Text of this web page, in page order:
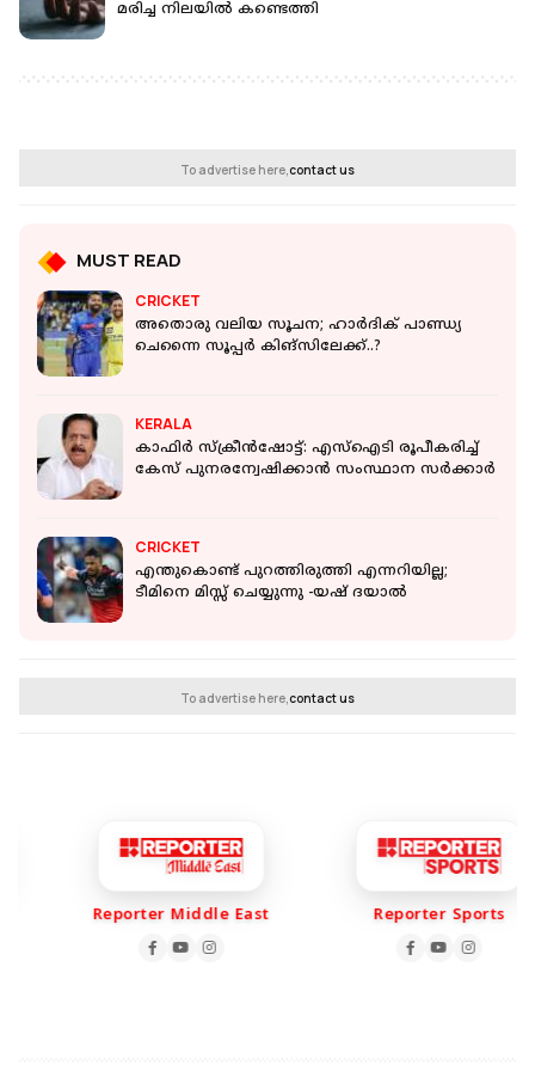
മരിച്ച നിലയില്‍ കണ്ടെത്തി
To advertise here,contact us
MUST READ
CRICKET
അതൊരു വലിയ സൂചന; ഹാര്‍ദിക് പാണ്ഡ്യ
ചെന്നൈ സൂപ്പര്‍ കിങ്‌സിലേക്ക്..?
KERALA
കാഫിര്‍ സ്‌ക്രീന്‍ഷോട്ട്: എസ്‌ഐടി രൂപീകരിച്ച്
കേസ് പുനരന്വേഷിക്കാന്‍ സംസ്ഥാന സര്‍ക്കാര്‍
CRICKET
എന്തുകൊണ്ട് പുറത്തിരുത്തി എന്നറിയില്ല;
ടീമിനെ മിസ്സ് ചെയ്യുന്നു -യഷ് ദയാല്‍
To advertise here,contact us
Reporter Middle East Reporter Sports